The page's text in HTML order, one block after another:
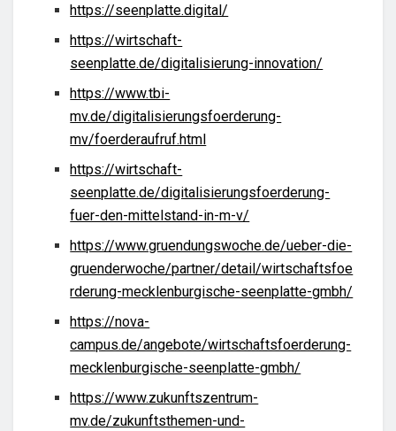
https://seenplatte.digital/
https://wirtschaft-
seenplatte.de/digitalisierung-innovation/
https://www.tbi-
mv.de/digitalisierungsfoerderung-
mv/foerderaufruf.html
https://wirtschaft-
seenplatte.de/digitalisierungsfoerderung-
fuer-den-mittelstand-in-m-v/
https://www.gruendungswoche.de/ueber-die-
gruenderwoche/partner/detail/wirtschaftsfoe
rderung-mecklenburgische-seenplatte-gmbh/
https://nova-
campus.de/angebote/wirtschaftsfoerderung-
mecklenburgische-seenplatte-gmbh/
https://www.zukunftszentrum-
mv.de/zukunftsthemen-und-